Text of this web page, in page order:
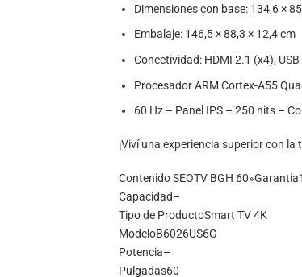
Dimensiones con base: 134,6 ×
Embalaje: 146,5 × 88,3 × 12,4 cm
Conectividad: HDMI 2.1 (x4),
Procesador ARM Cortex-A55
60 Hz – Panel IPS – 250 nits –
¡Viví una experiencia superior con
Contenido SEOTV BGH 60»Garantia
Capacidad–
Tipo de ProductoSmart TV 4K
ModeloB6026US6G
Potencia–
Pulgadas60